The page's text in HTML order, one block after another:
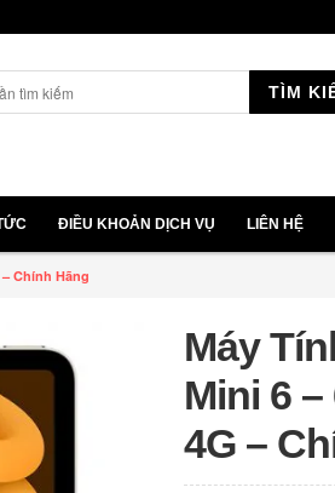
TÌM
ĐIỀU KHOẢN DỊCH VỤ LIÊN HỆ
Chính Hãng
Máy
Mini 6
4G –